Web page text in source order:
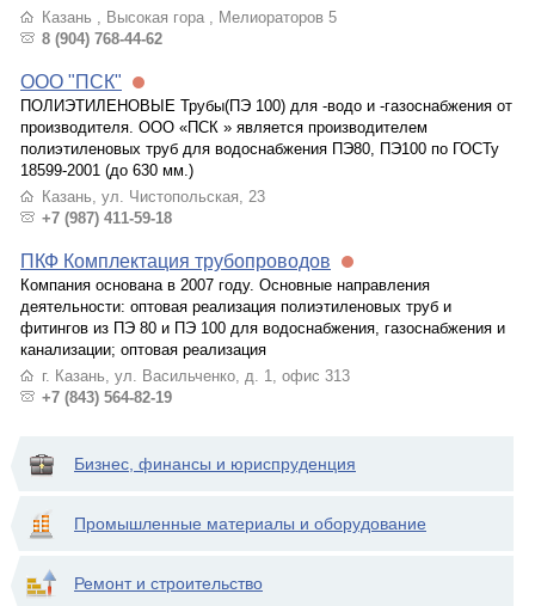
Казань , Высокая гора , Мелиораторов 5
8 (904) 768-44-62
ООО "ПСК"
ПОЛИЭТИЛЕНОВЫЕ Трубы(ПЭ 100) для -водо и -газоснабжения от
производителя. ООО «ПСК » является производителем
полиэтиленовых труб для водоснабжения ПЭ80, ПЭ100 по ГОСТу
18599-2001 (до 630 мм.)
Казань, ул. Чистопольская, 23
+7 (987) 411-59-18
ПКФ Комплектация трубопроводов
Компания основана в 2007 году. Основные направления
деятельности: оптовая реализация полиэтиленовых труб и
фитингов из ПЭ 80 и ПЭ 100 для водоснабжения, газоснабжения и
канализации; оптовая реализация
г. Казань, ул. Васильченко, д. 1, офис 313
+7 (843) 564-82-19
Бизнес, финансы и юриспруденция
Промышленные материалы и оборудование
Ремонт и строительство